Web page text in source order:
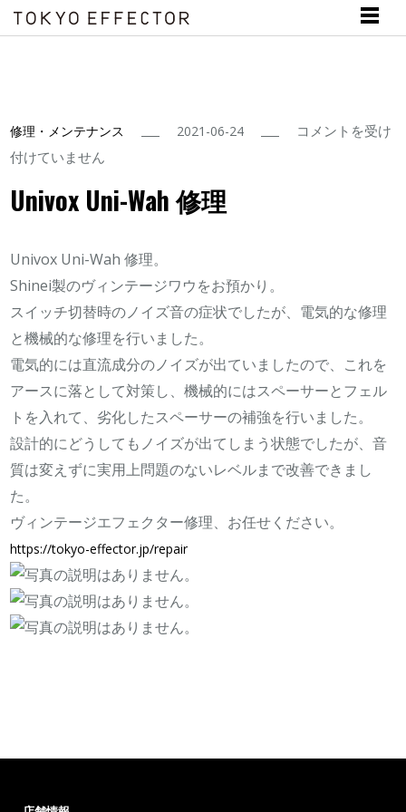
修理・メンテナンス 2021-06-24
Univox
コメントを受け
付けていません
Univox Uni-Wah 修理
Univox Uni-Wah 修理。
Shinei製のヴィンテージワウをお預かり。
スイッチ切替時のノイズ音の症状でしたが、電気的な修理
と機械的な修理を行いました。
電気的には直流成分のノイズが出ていましたので、これを
アースに落として対策し、機械的にはスペーサーとフェル
トを入れて、劣化したスペーサーの補強を行いました。
設計的にどうしてもノイズが出てしまう状態でしたが、音
質は変えずに実用上問題のないレベルまで改善できまし
た。
ヴィンテージエフェクター修理、お任せください。
https://tokyo-effector.jp/repair